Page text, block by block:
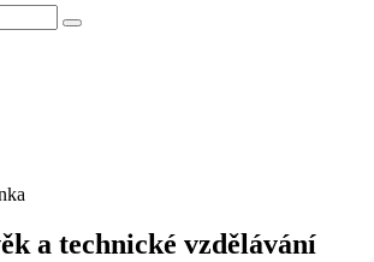
a technické vzdělávání